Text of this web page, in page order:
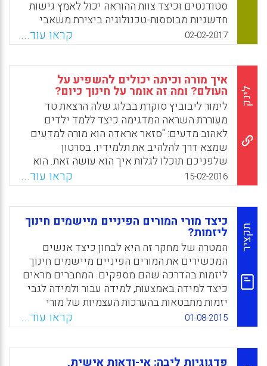
סטודנטים וכיצד צוות ההוראה יכול לאמץ גישות
חדשניות מבוססות-טכנולוגיה ביצירת משאבי
ואינטראקטיביים, המאפשרים לסטודנטים
אינטראקציה עם בעיות אותנטיות, מורכבות
ומציאותיות שעוצבו במסגרת מתודולוגיית למידה
מבוססת בעיות (Blackburn, Greg, 2017).
WhatsApp
Facebook
Email
X
02-02-2017 קראו עוד...
לינק
איך מורה וכיתה יכולים להשפיע על
העולם? ומה זה אומר על חינוך כיום?
לימור ליבוביץ סוקרת בבלוג שלה הרצאת טד
מעוררת השראה המדגימה כיצד ללמד ילדים
לאהוב מדעים: "סזאר אראדה הוא מורה למדעים
שמצא דרך להלהיב את תלמידיו. בסרטון
שלפניכם תוכלו לגלות איך הוא עושה זאת. הוא
מתחיל את ההרצאה בתפיסה החינוכית שלו –
'חופש משולב באחריות'. הוא מתאר איך התפיסה
הובילה אותו בחייו ומשתלבת בכיתה עם תלמידיו
בהונג קונג. אם בעבר לימדו את התלמידים
שב-80% מהאוקיינוסים יש פסולת פלסטיק.
ושיננו זאת למבחן.. זה לא קרה כך כלל בכיתה של
סזאר. בכיתה המגוונת של סזאר קבוצה של
תלמידים בגילאי 6-15. הוא ותלמידיו ממציאים
דרכים חדשות ויצירתיות לאסוף נתונים על כמות
הפלסטיק בים באמצעות סירה רובוטית. ממש כך"
(לימור ליבוביץ).
15-02-2016 קראו עוד...
תקציר
כיצד מורי המורים הפיניים מיישמים חינוך
ליזמות?
המטרה של מחקר זה היא לבחון כיצד אנשים
המכשירים את המורים הפיניים מיישמים חינוך
ליזמות בהדרכה שהם מספקים. המחברים מראים
כיצד למידה באמצעות, למידה עבור ולמידה לגבי
יזמות מתבטאות בהערכות העצמיות של מורי
המורים הפיניים (Seikkula-Leino, Jaana;
Satuvuori, Timo; Ruskovaara, Elena; Hannula,
Heikki, 2015).
01-08-2015 קראו עוד...
פדגוגיות ליבה: אי-ודאות אישית,